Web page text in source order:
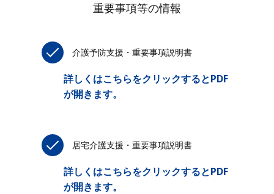
重要事項等の情報
介護予防支援・重要事項説明書
詳しくはこちらをクリックするとPDF
が開きます。
居宅介護支援・重要事項説明書
詳しくはこちらをクリックするとPDF
が開きます。